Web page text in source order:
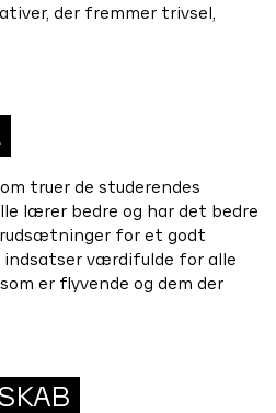
der fremmer trivsel,
truer de studerendes
lærer bedre og har det bedre
for et godt
indsatser værdifulde for alle
er flyvende og dem der